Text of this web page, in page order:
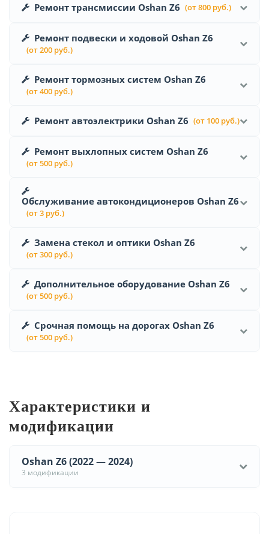
Ремонт трансмиссии Oshan Z6 (от 800 руб.)
Ремонт подвески и ходовой Oshan Z6
(от 200 руб.)
Ремонт тормозных систем Oshan Z6
(от 400 руб.)
Ремонт автоэлектрики Oshan Z6 (от 100 руб.)
Ремонт выхлопных систем Oshan Z6
(от 500 руб.)
Обслуживание автокондиционеров Oshan Z6
(от 3 руб.)
Замена стекол и оптики Oshan Z6
(от 300 руб.)
Дополнительное оборудование Oshan Z6
(от 500 руб.)
Срочная помощь на дорогах Oshan Z6
(от 500 руб.)
Характеристики и
модификации
Oshan Z6 (2022 — 2024)
3 модификации